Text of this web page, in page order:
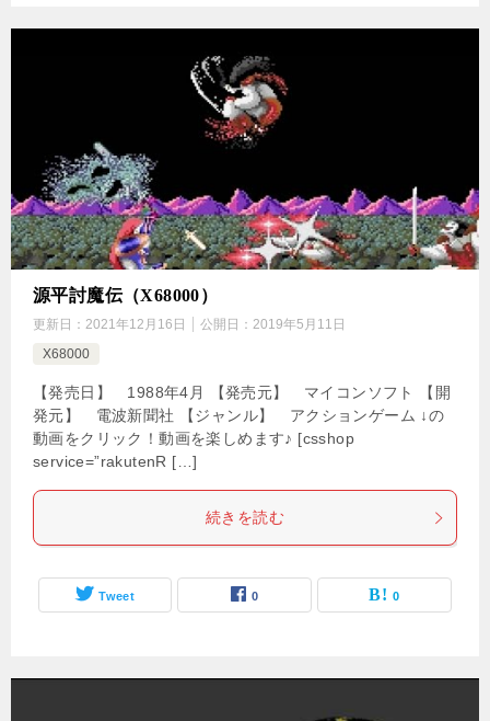
源平討魔伝（X68000）
更新日： 2021年12月16日 公開日： 2019年5月11日
X68000
【発売日】 1988年4月 【発売元】 マイコンソフト 【開
発元】 電波新聞社 【ジャンル】 アクションゲーム ↓の
動画をクリック！動画を楽しめます♪ [csshop
service=”rakutenR […]
続きを読む
Tweet 0 0